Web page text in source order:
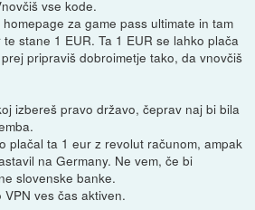
vse kode.
za game pass ultimate in tam
stane 1 EUR. Ta 1 EUR se lahko plača
pripraviš dobroimetje tako, da vnovčiš
izbereš pravo državo, čeprav naj bi bila
plačal ta 1 eur z revolut računom, ampak
na Germany. Ne vem, če bi
slovenske banke.
ves čas aktiven.